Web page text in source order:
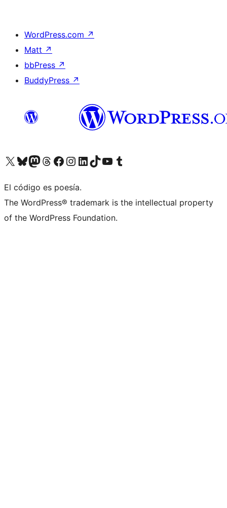
WordPress.com ↗
Matt ↗
bbPress ↗
BuddyPress ↗
Visitá nuestra cuenta de X (anteriormente Twitter)
Visitá nuestra cuenta de Bluesky
Visitá nuestra cuenta de Mastodon
Visitá nuestra cuenta de Threads
Visitá nuestra página de Facebook
Visitá nuestra cuenta de Instagram
Visitá nuestra cuenta de LinkedIn
Visitá nuestra cuenta de TikTok
Visitá nuestro canal de YouTube
Visitá nuestra cuenta de Tumblr
El código es poesía.
The WordPress® trademark is the intellectual property
of the WordPress Foundation.